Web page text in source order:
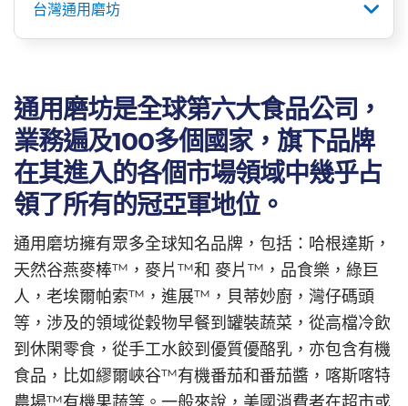
台灣通用磨坊
通用磨坊是全球第六大食品公司，
業務遍及100多個國家，旗下品牌
在其進入的各個市場領域中幾乎占
領了所有的冠亞軍地位。
通用磨坊擁有眾多全球知名品牌，包括：哈根達斯，
天然谷燕麥棒™，麥片™和 麥片™，品食樂，綠巨
人，老埃爾帕索™，進展™，貝蒂妙廚，灣仔碼頭
等，涉及的領域從穀物早餐到罐裝蔬菜，從高檔冷飲
到休閑零食，從手工水餃到優質優酪乳，亦包含有機
食品，比如繆爾峽谷™有機番茄和番茄醬，喀斯喀特